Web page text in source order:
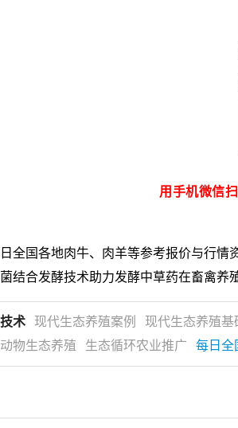
用手机微信
全国各地肉牛、肉羊等参考报价与行情
结合发酵技术助力发酵中草药在畜禽养
术 现代生态养殖案例 现代生态养殖基
物生态养殖
生态循环农业推广 每日全